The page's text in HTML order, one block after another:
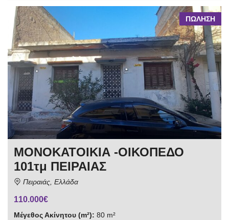
ΠΩΛΗΣΗ
ΜΟΝΟΚΑΤΟΙΚΙΑ -ΟΙΚΟΠΕΔΟ
101τμ ΠΕΙΡΑΙΑΣ
Πειραιάς, Ελλάδα
110.000€
Μέγεθος Ακίνητου (m²): 80 m²